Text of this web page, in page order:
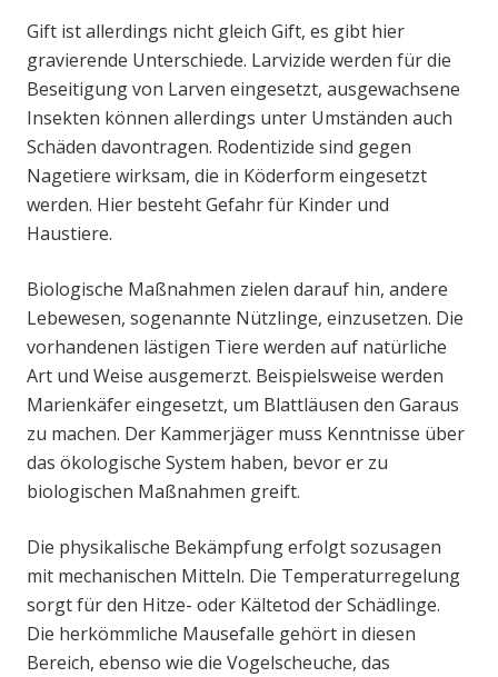
Gift ist allerdings nicht gleich Gift, es gibt hier
gravierende Unterschiede. Larvizide werden für die
Beseitigung von Larven eingesetzt, ausgewachsene
Insekten können allerdings unter Umständen auch
Schäden davontragen. Rodentizide sind gegen
Nagetiere wirksam, die in Köderform eingesetzt
werden. Hier besteht Gefahr für Kinder und
Haustiere.
Biologische Maßnahmen zielen darauf hin, andere
Lebewesen, sogenannte Nützlinge, einzusetzen. Die
vorhandenen lästigen Tiere werden auf natürliche
Art und Weise ausgemerzt. Beispielsweise werden
Marienkäfer eingesetzt, um Blattläusen den Garaus
zu machen. Der Kammerjäger muss Kenntnisse über
das ökologische System haben, bevor er zu
biologischen Maßnahmen greift.
Die physikalische Bekämpfung erfolgt sozusagen
mit mechanischen Mitteln. Die Temperaturregelung
sorgt für den Hitze- oder Kältetod der Schädlinge.
Die herkömmliche Mausefalle gehört in diesen
Bereich, ebenso wie die Vogelscheuche, das